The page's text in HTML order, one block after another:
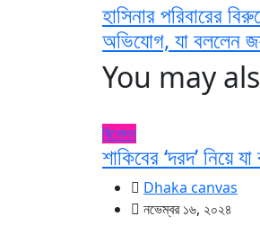
হাসিনার পরিবারের
অভিযোগ, যা বললেন
You may
বিনোদন
শাকিবের ‘দরদ’ নিয়ে
Dhaka canvas
নভেম্বর ১৬, ২০২৪